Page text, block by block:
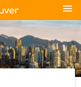
menu